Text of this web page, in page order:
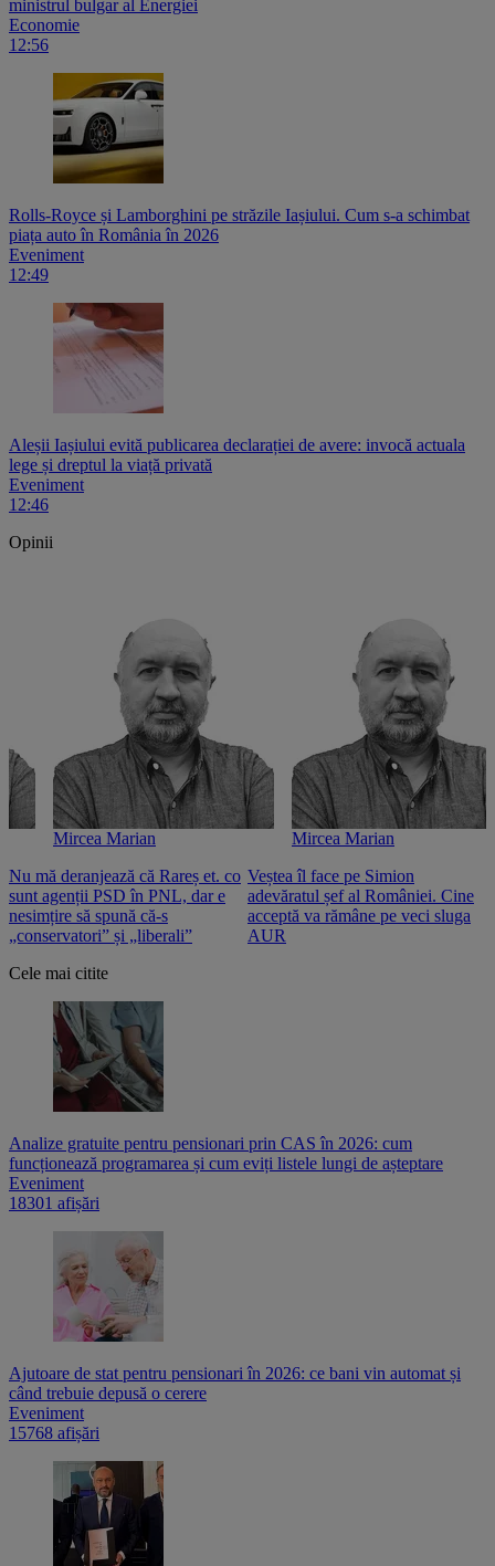
ministrul bulgar al Energiei
Economie
12:56
Rolls-Royce și Lamborghini pe străzile Iașiului. Cum s-a schimbat
piața auto în România în 2026
Eveniment
12:49
Aleșii Iașiului evită publicarea declarației de avere: invocă actuala
lege și dreptul la viață privată
Eveniment
12:46
Opinii
Mircea Marian
Nu mă deranjează că Rareș et. co
sunt agenții PSD în PNL, dar e
nesimțire să spună că-s
„conservatori” și „liberali”
Mircea Marian
Veștea îl face pe Simion
adevăratul șef al României. Cine
acceptă va rămâne pe veci sluga
AUR
Cele mai citite
Analize gratuite pentru pensionari prin CAS în 2026: cum
funcționează programarea și cum eviți listele lungi de așteptare
Eveniment
18301 afișări
Ajutoare de stat pentru pensionari în 2026: ce bani vin automat și
când trebuie depusă o cerere
Eveniment
15768 afișări